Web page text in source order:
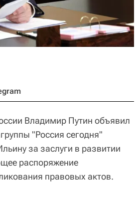
Владимир Путин объявил
"Россия сегодня"
за заслуги в развитии
распоряжение
правовых актов.